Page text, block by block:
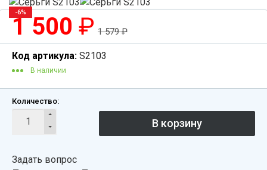
-6%
1 500 ₽ 1 579₽
Код артикула: S2103
В наличии
Количество:
Задать вопрос